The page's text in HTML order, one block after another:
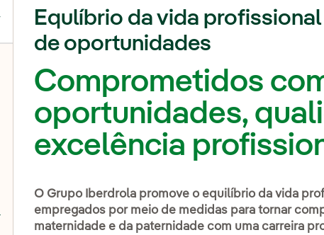
Alternar submenu de Vida na Iberdrola
Equlíbrio da vida
de oportunidades
Comprometidos
oportunidades,
excelência
O Grupo Iberdrola promove o equilíbrio da vida
empregados por meio de medidas para tornar
maternidade e da paternidade com uma carreira